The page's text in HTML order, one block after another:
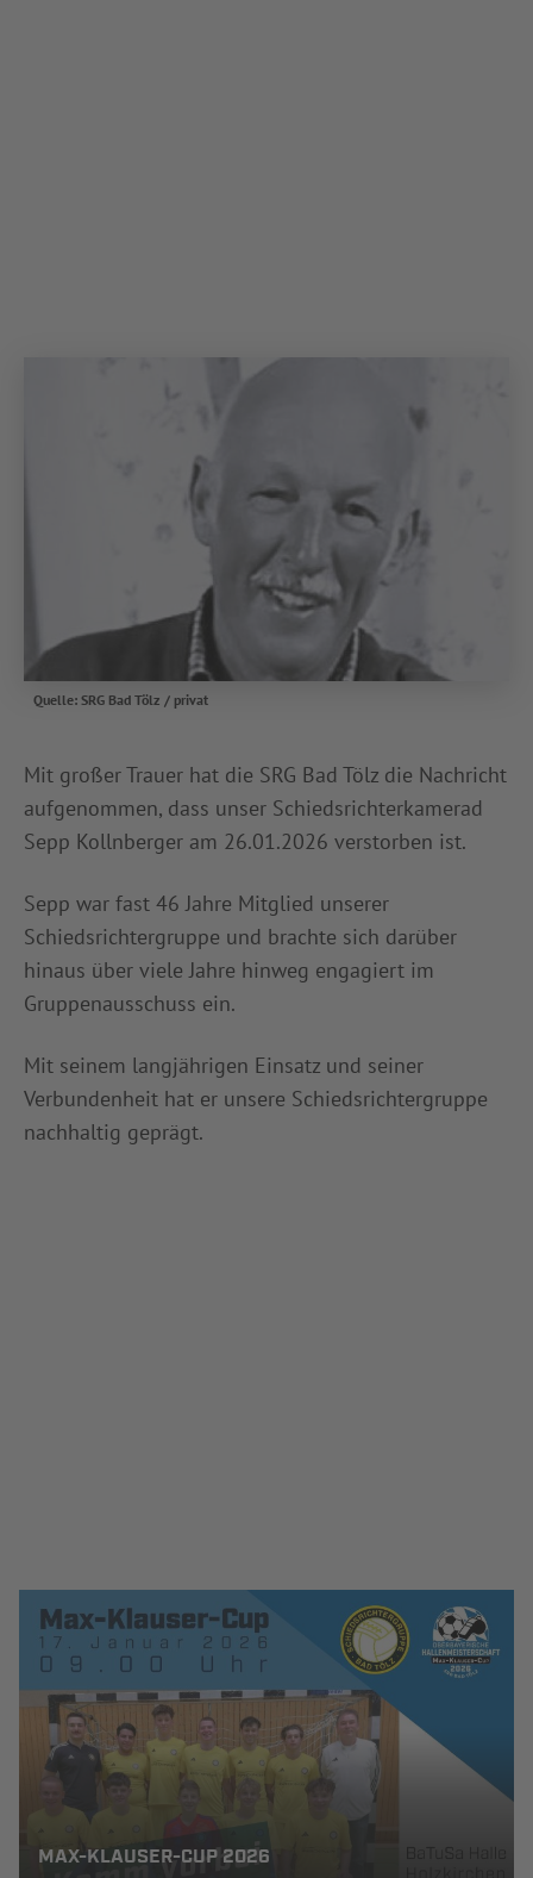
Quelle: SRG Bad Tölz / privat
Mit großer Trauer hat die SRG Bad Tölz die Nachricht
aufgenommen, dass unser Schiedsrichterkamerad
Sepp Kollnberger am 26.01.2026 verstorben ist.
Sepp war fast 46 Jahre Mitglied unserer
Schiedsrichtergruppe und brachte sich darüber
hinaus über viele Jahre hinweg engagiert im
Gruppenausschuss ein.
Mit seinem langjährigen Einsatz und seiner
Verbundenheit hat er unsere Schiedsrichtergruppe
nachhaltig geprägt.
MAX-KLAUSER-CUP 2026